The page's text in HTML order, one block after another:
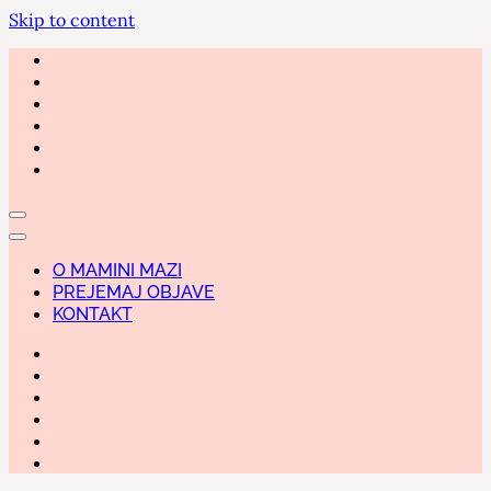
Skip to content
O MAMINI MAZI
PREJEMAJ OBJAVE
KONTAKT